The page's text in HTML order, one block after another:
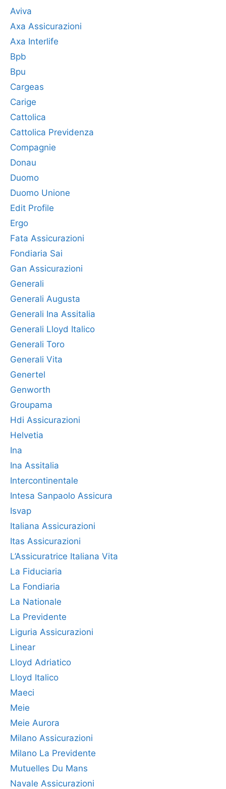
Aviva
Axa Assicurazioni
Axa Interlife
Bpb
Bpu
Cargeas
Carige
Cattolica
Cattolica Previdenza
Compagnie
Donau
Duomo
Duomo Unione
Edit Profile
Ergo
Fata Assicurazioni
Fondiaria Sai
Gan Assicurazioni
Generali
Generali Augusta
Generali Ina Assitalia
Generali Lloyd Italico
Generali Toro
Generali Vita
Genertel
Genworth
Groupama
Hdi Assicurazioni
Helvetia
Ina
Ina Assitalia
Intercontinentale
Intesa Sanpaolo Assicura
Isvap
Italiana Assicurazioni
Itas Assicurazioni
L’Assicuratrice Italiana Vita
La Fiduciaria
La Fondiaria
La Nationale
La Previdente
Liguria Assicurazioni
Linear
Lloyd Adriatico
Lloyd Italico
Maeci
Meie
Meie Aurora
Milano Assicurazioni
Milano La Previdente
Mutuelles Du Mans
Navale Assicurazioni